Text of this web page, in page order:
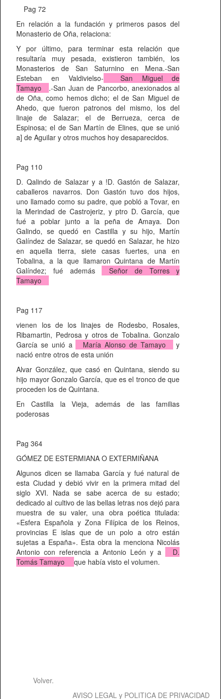
Pag 72
En relación a la fundación y primeros pasos del
Monasterio de Oña, relaciona:
Y por último, para terminar esta relación que
resultaría muy pesada, existieron también, los
Monasterios de San Saturnino en Mena.-San
Esteban en Valdivielso-
San Miguel de
Tamayo
.-San Juan de Pancorbo, anexionados al
de Oña, como hemos dicho; el de San Miguel de
Ahedo, que fueron patronos del mismo, los del
linaje de Salazar; el de Berrueza, cerca de
Espinosa; el de San Martín de Elines, que se unió
a] de Aguilar y otros muchos hoy desaparecidos.
Pag 110
D. Qalindo de Salazar y a !D. Gastón de Salazar,
caballeros navarros. Don Gastón tuvo dos hijos,
uno llamado como su padre, que pobló a Tovar, en
la Merindad de Castrojeriz, y ptro D. García, que
fué a poblar junto a la peña de Amaya. Don
Galindo, se quedó en Castilla y su hijo, Martín
Galíndez de Salazar, se quedó en Salazar, he hizo
en aquella tierra, siete casas fuertes, una en
Tobalina, a la que llamaron Quintana de Martín
Galíndez; fué además
Señor de Torres y
Tamayo
Pag 117
vienen los de los linajes de Rodesbo, Rosales,
Ribamartin, Pedrosa y otros de Tobalina. Gonzalo
García se unió a
María Alonso de Tamayo
y
nació entre otros de esta unión
Alvar González, que casó en Quintana, siendo su
hijo mayor Gonzalo García, que es el tronco de que
proceden los de Quintana.
En Castilla la Vieja, además de las familias
poderosas
Pag 364
GÓMEZ DE ESTERMIANA O EXTERMIÑANA
Algunos dicen se llamaba García y fué natural de
esta Ciudad y debió vivir en la primera mitad del
siglo XVI. Nada se sabe acerca de su estado;
dedicado al cultivo de las bellas letras nos dejó para
muestra de su valer, una obra poética titulada:
«Esfera Española y Zona Filípica de los Reinos,
provincias E islas que de un polo a otro están
sujetas a España». Esta obra la menciona Nicolás
Antonio con referencia a Antonio León y a
D.
Tomás Tamayo
que había visto el volumen.
Volver.
AVISO LEGAL y POLITICA DE PRIVACIDAD